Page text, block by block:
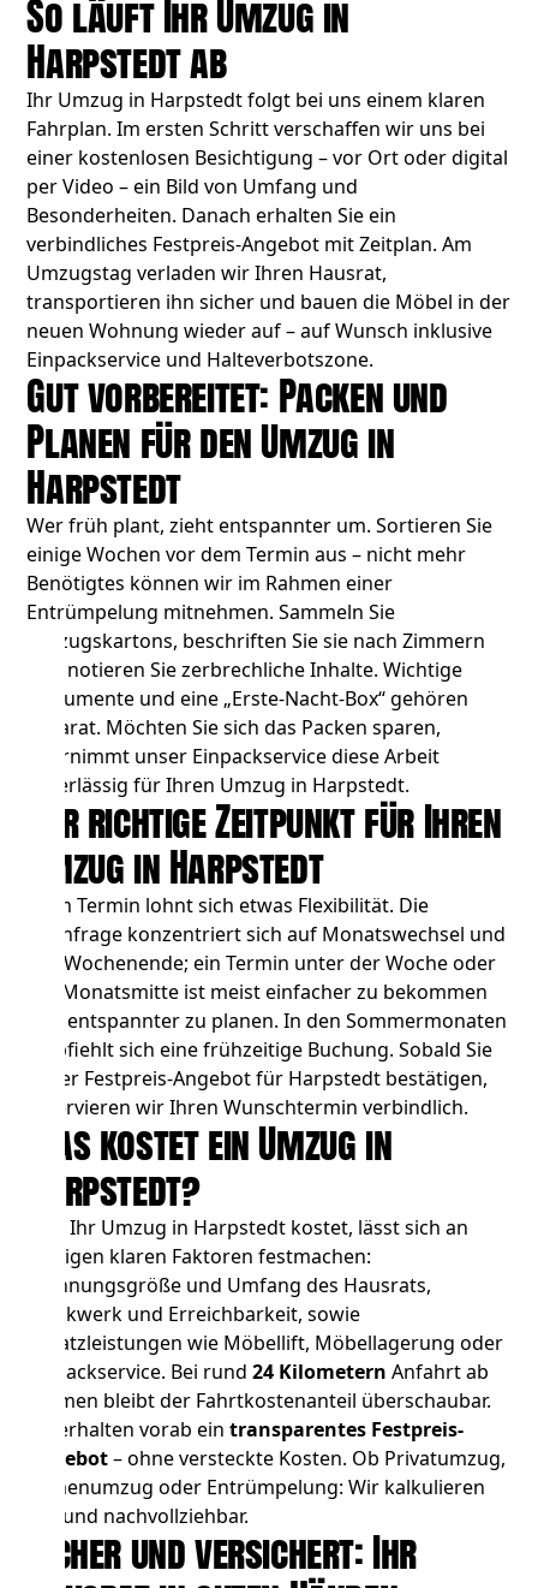
So läuft Ihr Umzug in
Harpstedt ab
Ihr Umzug in Harpstedt folgt bei uns einem klaren
Fahrplan. Im ersten Schritt verschaffen wir uns bei
einer kostenlosen Besichtigung – vor Ort oder digital
per Video – ein Bild von Umfang und
Besonderheiten. Danach erhalten Sie ein
verbindliches Festpreis-Angebot mit Zeitplan. Am
Umzugstag verladen wir Ihren Hausrat,
transportieren ihn sicher und bauen die Möbel in der
neuen Wohnung wieder auf – auf Wunsch inklusive
Einpackservice und Halteverbotszone.
Gut vorbereitet: Packen und
Planen für den Umzug in
Harpstedt
Wer früh plant, zieht entspannter um. Sortieren Sie
einige Wochen vor dem Termin aus – nicht mehr
Benötigtes können wir im Rahmen einer
Entrümpelung mitnehmen. Sammeln Sie
Umzugskartons, beschriften Sie sie nach Zimmern
und notieren Sie zerbrechliche Inhalte. Wichtige
Dokumente und eine „Erste-Nacht-Box“ gehören
separat. Möchten Sie sich das Packen sparen,
übernimmt unser Einpackservice diese Arbeit
zuverlässig für Ihren Umzug in Harpstedt.
Der richtige Zeitpunkt für Ihren
Umzug in Harpstedt
Beim Termin lohnt sich etwas Flexibilität. Die
Nachfrage konzentriert sich auf Monatswechsel und
das Wochenende; ein Termin unter der Woche oder
zur Monatsmitte ist meist einfacher zu bekommen
und entspannter zu planen. In den Sommermonaten
empfiehlt sich eine frühzeitige Buchung. Sobald Sie
unser Festpreis-Angebot für Harpstedt bestätigen,
reservieren wir Ihren Wunschtermin verbindlich.
Was kostet ein Umzug in
Harpstedt?
Was Ihr Umzug in Harpstedt kostet, lässt sich an
wenigen klaren Faktoren festmachen:
Wohnungsgröße und Umfang des Hausrats,
Stockwerk und Erreichbarkeit, sowie
Zusatzleistungen wie Möbellift, Möbellagerung oder
Einpackservice. Bei rund24 Kilometern Anfahrt ab
Bremen bleibt der Fahrtkostenanteil überschaubar.
Sie erhalten vorab eintransparentes Festpreis-
Angebot– ohne versteckte Kosten. Ob Privatumzug,
Firmenumzug oder Entrümpelung: Wir kalkulieren
fair und nachvollziehbar.
Sicher und versichert: Ihr